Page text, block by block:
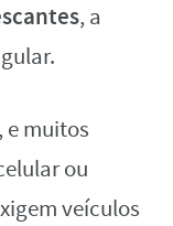
, a
e muitos
ou
veículos